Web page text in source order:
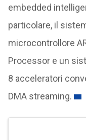
embedded
particolare, il
microcontrollore
Processor e un
8 acceleratori
DMA streaming.